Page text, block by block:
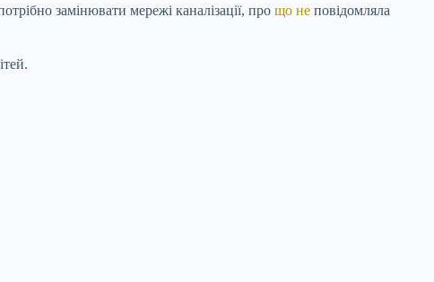
замінювати мережі каналізації, про що не повідомляла